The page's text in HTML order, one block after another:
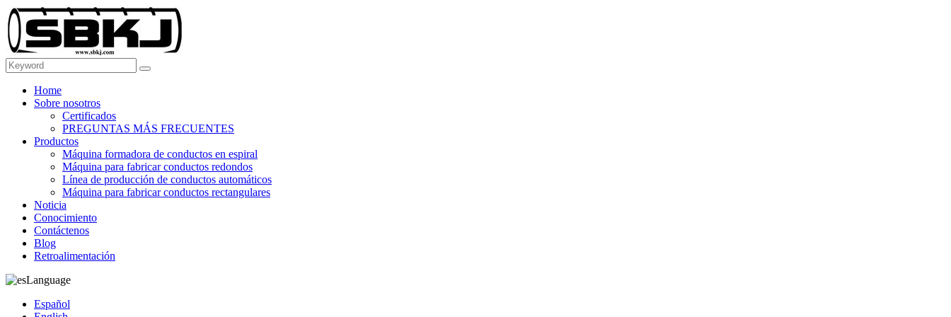
Home
Sobre nosotros
Certificados
PREGUNTAS MÁS FRECUENTES
Productos
Máquina formadora de conductos en espiral
Máquina para fabricar conductos redondos
Línea de producción de conductos automáticos
Máquina para fabricar conductos rectangulares
Noticia
Conocimiento
Contáctenos
Blog
Retroalimentación
Language
Español